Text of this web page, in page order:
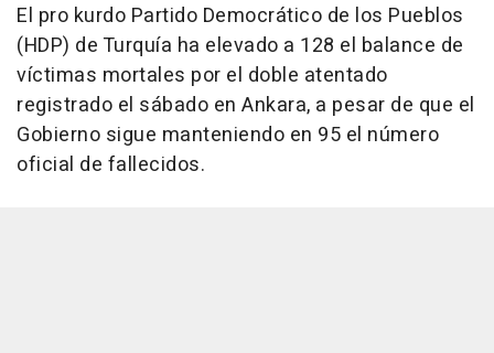
El pro kurdo Partido Democrático de los Pueblos
(HDP) de Turquía ha elevado a 128 el balance de
víctimas mortales por el doble atentado
registrado el sábado en Ankara, a pesar de que el
Gobierno sigue manteniendo en 95 el número
oficial de fallecidos.